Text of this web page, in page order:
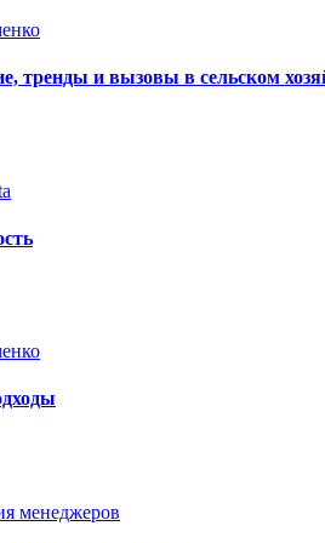
тренды и вызовы в сельском